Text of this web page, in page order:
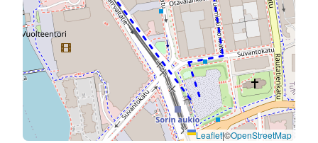
Leaflet|©OpenStreetMap